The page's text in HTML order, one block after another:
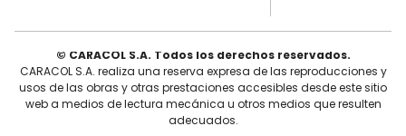
© CARACOL S.A. Todos los derechos reservados.
CARACOL S.A. realiza una reserva expresa de las reproducciones y
usos de las obras y otras prestaciones accesibles desde este sitio
web a medios de lectura mecánica u otros medios que resulten
adecuados.